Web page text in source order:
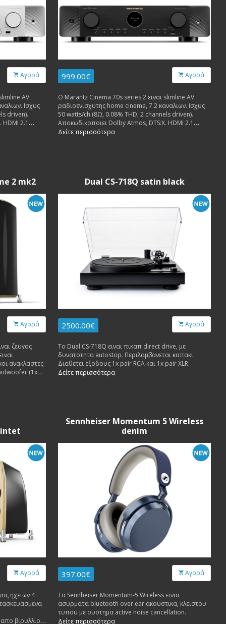
Αγορά
AV
Ισχυς
driven).
2.1
outputs.
999.00€ Αγορά
Ο Marantz Cinema 70s series 2 ειναι slimline AV
ραδιοενισχυτης home cinema, 7.2 καναλιων. Ισχυς
50 watts/ch (8Ω, 0.08% THD, 2 channels driven).
Αποκωδικοποιει Dolby Atmos, DTS:X. HDMI 2.1
8K/60Hz 6 in, 1 out. 7.2-channel preamp outputs.
Δείτε περισσότερα
2 mk2
Αγορά
ζευγος
ανακλαστες
(1x
και το
Dual CS-718Q satin black
2500.00€ Αγορά
Το Dual CS-718Q ειναι πικαπ direct drive, με
δυνατοτητα autostop. Περιλαμβανεται καπακι.
Διαθετει εξοδους 1x pair RCA και 1x pair XLR.
Δείτε περισσότερα
Αγορά
ηχειων 4
βιρυλλιο
Sennheiser Momentum 5 Wireless
denim
397.00€ Αγορά
Τα Sennheiser Momentum-5 Wireless ειναι
ασυρματα bluetooth over ear ακουστικα, κλειστου
τυπου με συστημα active noise cancellation.
Δείτε περισσότερα